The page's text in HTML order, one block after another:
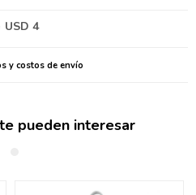
USD 4
y costos de envío
pueden interesar